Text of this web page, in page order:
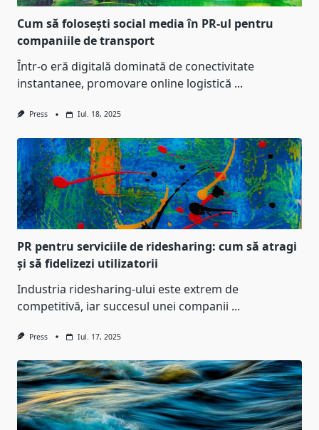
Cum să folosești social media în PR-ul pentru
companiile de transport
Într-o eră digitală dominată de conectivitate
instantanee, promovare online logistică ...
Press Iul. 18, 2025
PR pentru serviciile de ridesharing: cum să atragi
și să fidelizezi utilizatorii
Industria ridesharing-ului este extrem de
competitivă, iar succesul unei companii ...
Press Iul. 17, 2025